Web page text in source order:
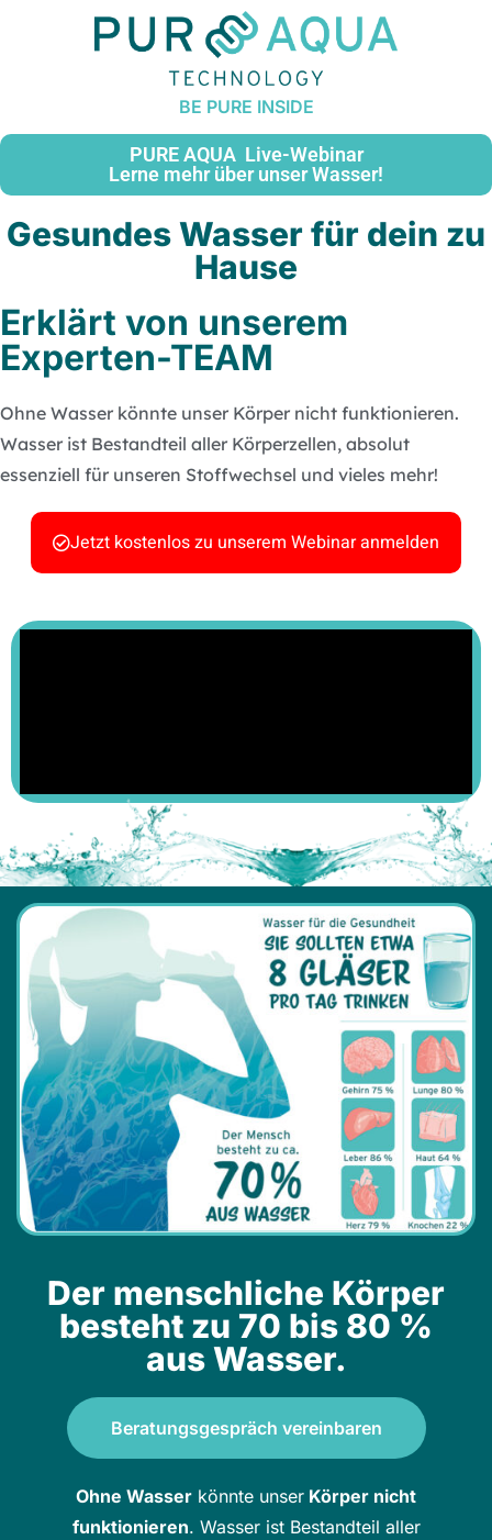
PURE AQUA Live-Webinar
Lerne mehr über unser Wasser!
Gesundes Wasser für dein zu
Hause
Erklärt von unserem
Experten-TEAM
Ohne Wasser könnte unser Körper nicht funktionieren.
Wasser ist Bestandteil aller Körperzellen, absolut
essenziell für unseren Stoffwechsel und vieles mehr!
Jetzt kostenlos zu unserem Webinar anmelden
Der menschliche Körper
besteht zu 70 bis 80 %
aus Wasser.
Beratungsgespräch vereinbaren
Ohne Wasser könnte unser Körper nicht
funktionieren. Wasser ist Bestandteil aller